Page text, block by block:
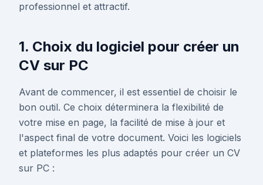
professionnel et attractif.
1. Choix du logiciel pour créer un
CV sur PC
Avant de commencer, il est essentiel de choisir le
bon outil. Ce choix déterminera la flexibilité de
votre mise en page, la facilité de mise à jour et
l'aspect final de votre document. Voici les logiciels
et plateformes les plus adaptés pour créer un CV
sur PC :